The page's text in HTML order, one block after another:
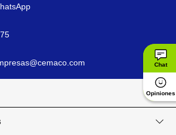
grandes con mayor
Diseño en acero inoxidable
con puerta espejo que aporta
un estilo moderno y elegante
Chat
Opiniones